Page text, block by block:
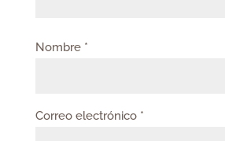
Nombre *
Correo electrónico *